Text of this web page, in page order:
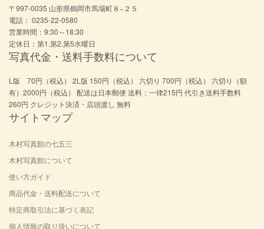
〒997-0035 山形県鶴岡市馬場町８−２５
電話： 0235-22-0580
営業時間：9:30～18:30
定休日：第1.第2.第5水曜日
写真代金・送料手数料について
L版 70円（税込） 2L版 150円（税込） 六切り 700円（税込） 六切り（額
有）2000円（税込） 配送は日本郵便 送料：一律215円 代引き送料手数料
260円 クレジット決済・店頭渡し 無料
サイトマップ
木村写真館の七五三
木村写真館について
使い方ガイド
商品代金・送料配送について
特定商取引法に基づく表記
個人情報の取り扱いについて